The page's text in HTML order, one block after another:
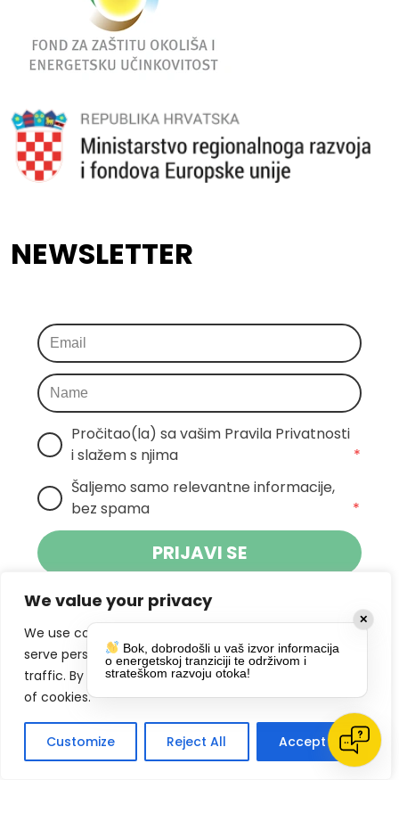
We value your privacy
We use cookies to enhance your browsing experience,
serve personalized ads or content, and analyze our
traffic. By clicking "Accept All", you consent to our use
of cookies.
Customize Reject All Accept All
NEWSLETTER
Pročitao(la) sa vašim Pravila Privatnosti
i slažem s njima
*
Šaljemo samo relevantne informacije,
bez spama
*
PRIJAVI SE
Klikom na gumb dajete suglasnost za
primanje novosti Pokreta Otoka te se
slažete spolitikom privatnosti.
DRUŠTVENE MREŽE
✕
Bok, dobrodošli u vaš izvor informacija
o energetskoj tranziciji te održivom i
strateškom razvoju otoka!